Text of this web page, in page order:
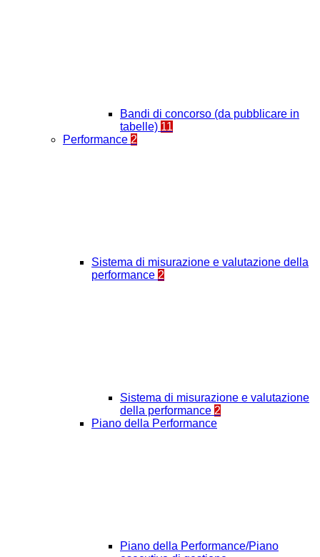
Bandi di concorso (da pubblicare in
tabelle) 11
Performance 2
Sistema di misurazione e valutazione della
performance 2
Sistema di misurazione e valutazione
della performance 2
Piano della Performance
Piano della Performance/Piano